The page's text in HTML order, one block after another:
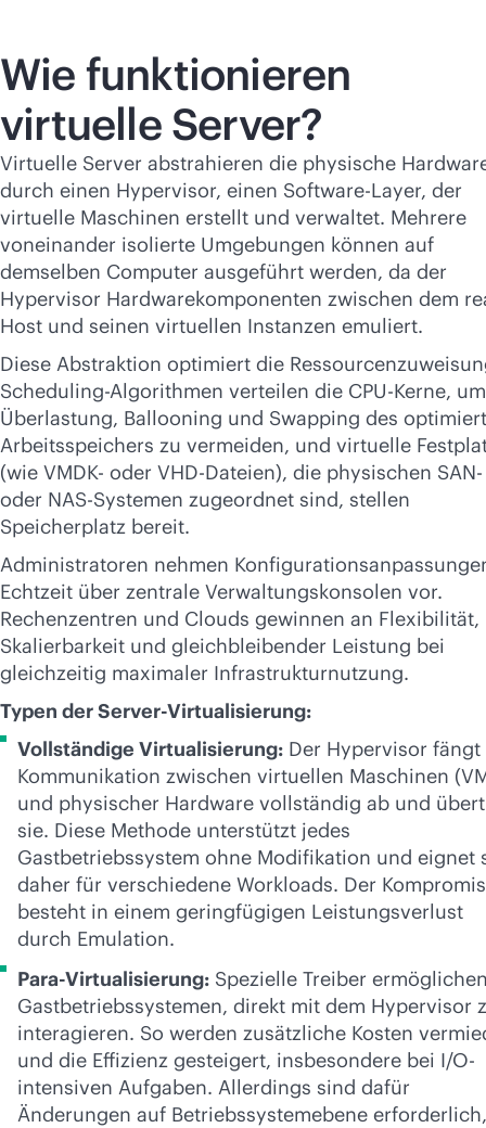
Wie funktionieren
virtuelle Server?
Virtuelle Server abstrahieren die physische
durch einen Hypervisor, einen Software-Layer, der
virtuelle Maschinen erstellt und verwaltet. Mehrere
voneinander isolierte Umgebungen können auf
demselben Computer ausgeführt werden, da der
Hypervisor Hardwarekomponenten zwischen dem
Host und seinen virtuellen Instanzen emuliert.
Diese Abstraktion optimiert die
Scheduling-Algorithmen verteilen die CPU-Kerne, um
Überlastung, Ballooning und Swapping des
Arbeitsspeichers zu vermeiden, und virtuelle
(wie VMDK- oder VHD-Dateien), die physischen SAN-
oder NAS-Systemen zugeordnet sind, stellen
Speicherplatz bereit.
Administratoren nehmen
Echtzeit über zentrale Verwaltungskonsolen vor.
Rechenzentren und Clouds gewinnen an Flexibilität,
Skalierbarkeit und gleichbleibender Leistung bei
gleichzeitig maximaler Infrastrukturnutzung.
Typen der Server-Virtualisierung:
Vollständige Virtualisierung: Der Hypervisor fängt
Kommunikation zwischen virtuellen Maschinen
und physischer Hardware vollständig ab und
sie. Diese Methode unterstützt jedes
Gastbetriebssystem ohne Modifikation und eignet
daher für verschiedene Workloads. Der
besteht in einem geringfügigen Leistungsverlust
durch Emulation.
Para-Virtualisierung: Spezielle Treiber
Gastbetriebssystemen, direkt mit dem Hypervisor
interagieren. So werden zusätzliche Kosten
und die Effizienz gesteigert, insbesondere bei I/O-
intensiven Aufgaben. Allerdings sind dafür
Änderungen auf Betriebssystemebene